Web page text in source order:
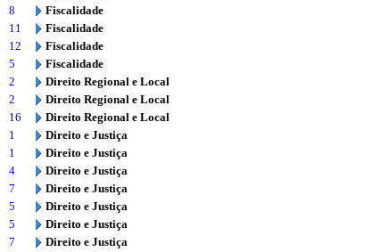
8
Fiscalidade
11
Fiscalidade
12
Fiscalidade
5
Fiscalidade
2
Direito Regional e Local
2
Direito Regional e Local
16
Direito Regional e Local
1
Direito e Justiça
1
Direito e Justiça
4
Direito e Justiça
7
Direito e Justiça
5
Direito e Justiça
5
Direito e Justiça
7
Direito e Justiça